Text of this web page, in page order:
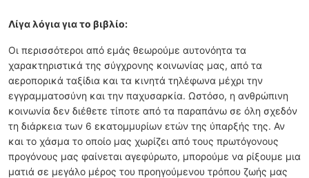
Λίγα λόγια για το βιβλίο:
Οι περισσότεροι από εμάς θεωρούμε αυτονόητα τα
χαρακτηριστικά της σύγχρονης κοινωνίας μας, από τα
αεροπορικά ταξίδια και τα κινητά τηλέφωνα μέχρι την
εγγραμματοσύνη και την παχυσαρκία. Ωστόσο, η ανθρώπινη
κοινωνία δεν διέθετε τίποτε από τα παραπάνω σε όλη σχεδόν
τη διάρκεια των 6 εκατομμυρίων ετών της ύπαρξής της. Αν
και το χάσμα το οποίο μας χωρίζει από τους πρωτόγονους
προγόνους μας φαίνεται αγεφύρωτο, μπορούμε να ρίξουμε μια
ματιά σε μεγάλο μέρος του προηγούμενου τρόπου ζωής μας